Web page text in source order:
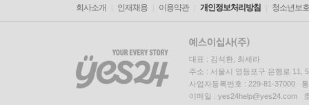
회사소개 인재채용 이용약관 개인정보처리방침 청소년보
대표 : 김석환, 최세라
주소 : 서울시 영등포구 은행로 11,
사업자등록번호 : 229-81-37000
이메일 : yes24help@yes24.com